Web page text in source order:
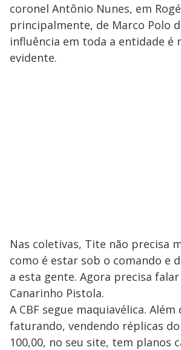
coronel Antônio Nunes, em
principalmente, de Marco Polo
influência em toda a entidade é
evidente.
Nas coletivas, Tite não precisa
como é estar sob o comando e
a esta gente. Agora precisa
Canarinho Pistola.
A CBF segue maquiavélica.
faturando, vendendo réplicas do
100,00, no seu site, tem planos